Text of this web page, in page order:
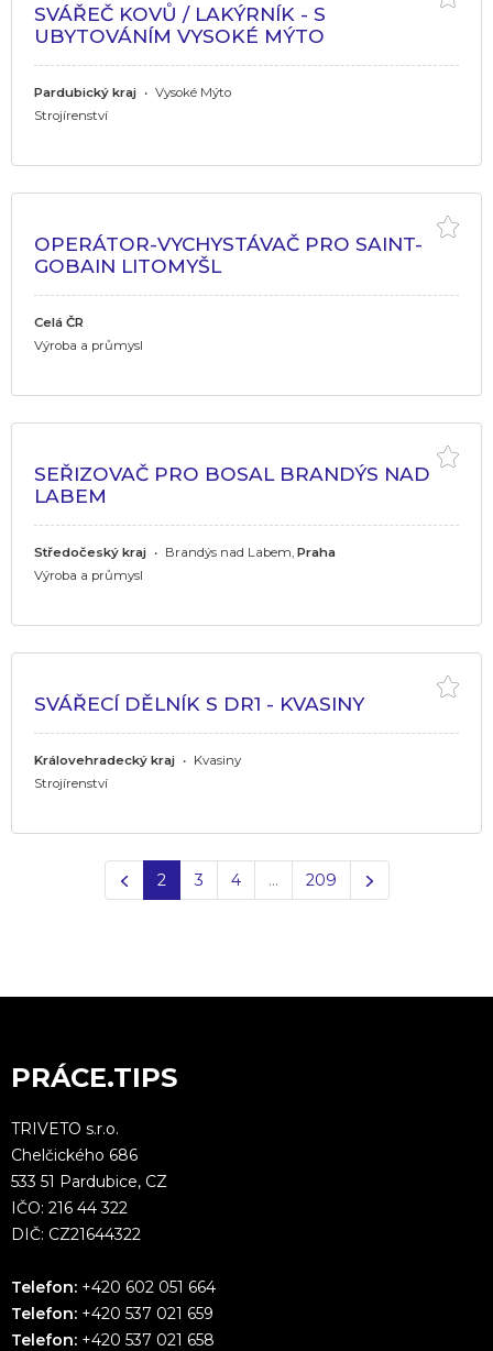
SVÁŘEČ KOVŮ / LAKÝRNÍK - S
UBYTOVÁNÍM VYSOKÉ MÝTO
Pardubický kraj • Vysoké Mýto
Strojírenství
OPERÁTOR-VYCHYSTÁVAČ PRO SAINT-
GOBAIN LITOMYŠL
Celá ČR
Výroba a průmysl
SEŘIZOVAČ PRO BOSAL BRANDÝS NAD
LABEM
Středočeský kraj • Brandýs nad Labem, Praha
Výroba a průmysl
SVÁŘECÍ DĚLNÍK S DR1 - KVASINY
Královehradecký kraj • Kvasiny
Strojírenství
Předchozí
2 3 4 … 209
PRÁCE.TIPS
TRIVETO s.r.o.
Chelčického 686
533 51 Pardubice, CZ
IČO: 216 44 322
DIČ: CZ21644322
Telefon: +420 602 051 664
Telefon: +420 537 021 659
Telefon: +420 537 021 658